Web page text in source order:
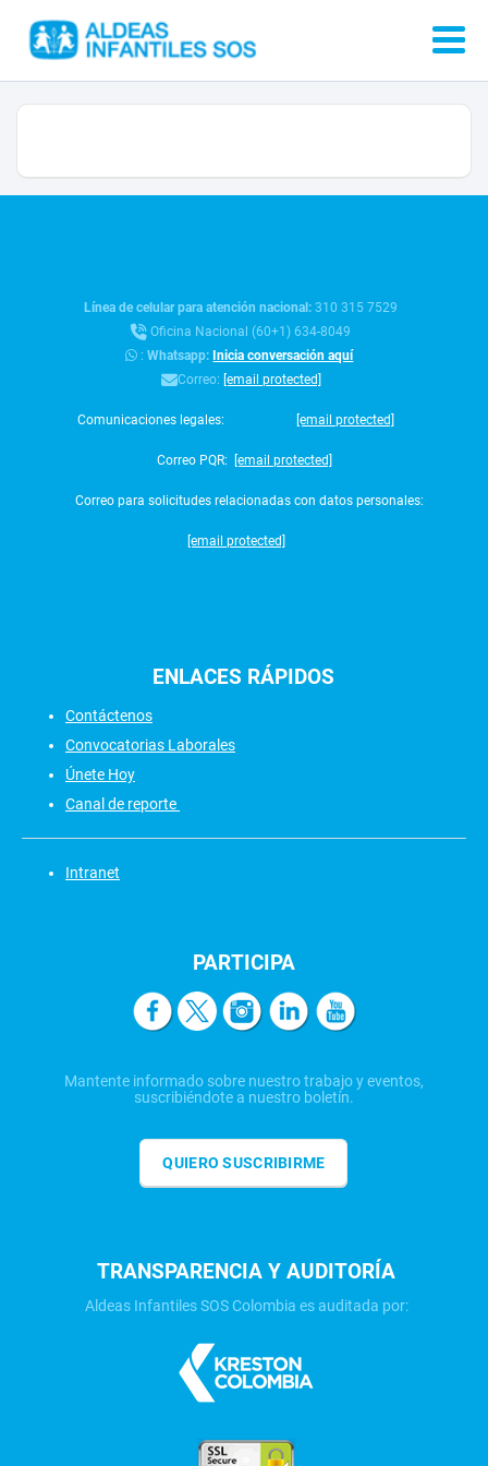
Línea de celular para atención nacional:310 315 7529
Oficina Nacional (60+1) 634-8049
:Whatsapp: Inicia conversación aquí
Correo: [email protected]
Comunicaciones legales: [email protected]
Correo PQR: [email protected]
Correo para solicitudes relacionadas con datos personales:
[email protected]
ENLACES RÁPIDOS
Contáctenos
Convocatorias Laborales
Únete Hoy
Canal de reporte
Intranet
PARTICIPA
Mantente informado sobre nuestro trabajo y eventos,
suscribiéndote a nuestro boletín.
QUIERO SUSCRIBIRME
TRANSPARENCIA Y AUDITORÍA
Aldeas Infantiles SOS Colombia es auditada por: